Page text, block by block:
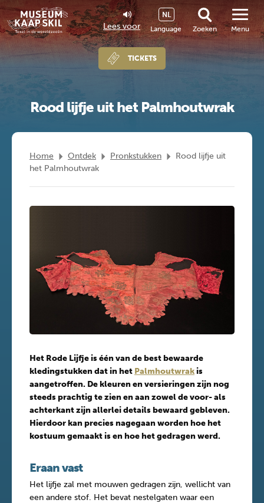
Lees voor Language
NL
Zoeken
TICKETS
Menu
Rood lijfje uit het Palmhoutwrak
Home Ontdek Pronkstukken
Rood lijfje uit
het Palmhoutwrak
Het Rode Lijfje is één van de best bewaarde
kledingstukken dat in het Palmhoutwrakis
aangetroffen. De kleuren en versieringen zijn nog
steeds prachtig te zien en aan zowel de voor- als
achterkant zijn allerlei details bewaard gebleven.
Hierdoor kan precies nagegaan worden hoe het
kostuum gemaakt is en hoe het gedragen werd.
Eraan vast
Het lijfje zal met mouwen gedragen zijn, wellicht van
een andere stof. Het bevat nestelgaten waar een